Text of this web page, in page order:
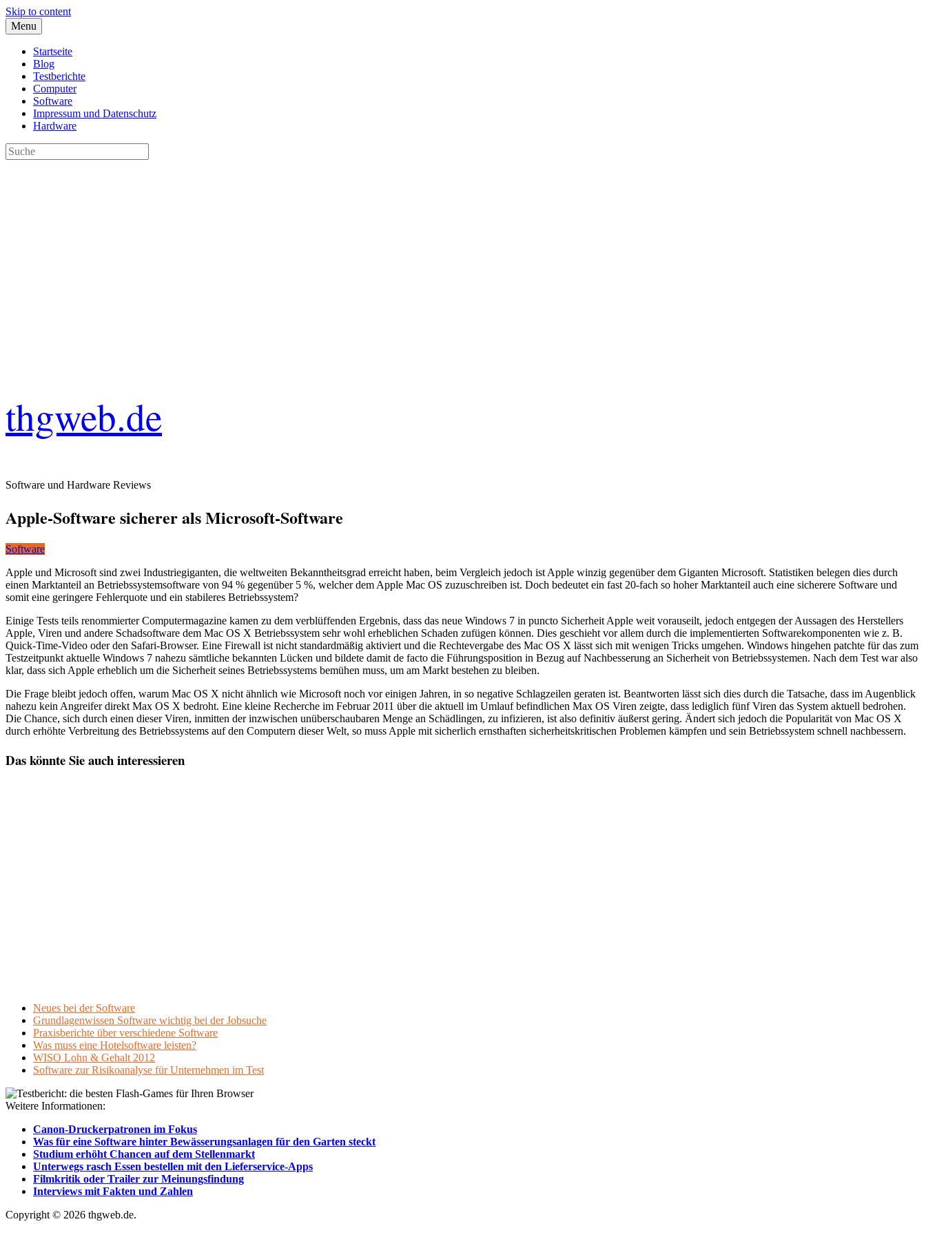
Skip to content
Menu
Startseite
Blog
Testberichte
Computer
Software
Impressum und Datenschutz
Hardware
thgweb.de
Software und Hardware Reviews
Apple-Software sicherer als Microsoft-Software
Software
Apple und Microsoft sind zwei Industriegiganten, die weltweiten Bekanntheitsgrad erreicht haben, beim Vergleich jedoch ist Apple winzig gegenüber dem Giganten Microsoft. Statistiken belegen dies durch
einen Marktanteil an Betriebssystemsoftware von 94 % gegenüber 5 %, welcher dem Apple Mac OS zuzuschreiben ist. Doch bedeutet ein fast 20-fach so hoher Marktanteil auch eine sicherere Software und
somit eine geringere Fehlerquote und ein stabileres Betriebssystem?
Einige Tests teils renommierter Computermagazine kamen zu dem verblüffenden Ergebnis, dass das neue Windows 7 in puncto Sicherheit Apple weit vorauseilt, jedoch entgegen der Aussagen des Herstellers
Apple, Viren und andere Schadsoftware dem Mac OS X Betriebssystem sehr wohl erheblichen Schaden zufügen können. Dies geschieht vor allem durch die implementierten Softwarekomponenten wie z. B.
Quick-Time-Video oder den Safari-Browser. Eine Firewall ist nicht standardmäßig aktiviert und die Rechtevergabe des Mac OS X lässt sich mit wenigen Tricks umgehen. Windows hingehen patchte für das zum
Testzeitpunkt aktuelle Windows 7 nahezu sämtliche bekannten Lücken und bildete damit de facto die Führungsposition in Bezug auf Nachbesserung an Sicherheit von Betriebssystemen. Nach dem Test war also
klar, dass sich Apple erheblich um die Sicherheit seines Betriebssystems bemühen muss, um am Markt bestehen zu bleiben.
Die Frage bleibt jedoch offen, warum Mac OS X nicht ähnlich wie Microsoft noch vor einigen Jahren, in so negative Schlagzeilen geraten ist. Beantworten lässt sich dies durch die Tatsache, dass im Augenblick
nahezu kein Angreifer direkt Max OS X bedroht. Eine kleine Recherche im Februar 2011 über die aktuell im Umlauf befindlichen Max OS Viren zeigte, dass lediglich fünf Viren das System aktuell bedrohen.
Die Chance, sich durch einen dieser Viren, inmitten der inzwischen unüberschaubaren Menge an Schädlingen, zu infizieren, ist also definitiv äußerst gering. Ändert sich jedoch die Popularität von Mac OS X
durch erhöhte Verbreitung des Betriebssystems auf den Computern dieser Welt, so muss Apple mit sicherlich ernsthaften sicherheitskritischen Problemen kämpfen und sein Betriebssystem schnell nachbessern.
Das könnte Sie auch interessieren
Neues bei der Software
Grundlagenwissen Software wichtig bei der Jobsuche
Praxisberichte über verschiedene Software
Was muss eine Hotelsoftware leisten?
WISO Lohn & Gehalt 2012
Software zur Risikoanalyse für Unternehmen im Test
Weitere Informationen:
Canon-Druckerpatronen im Fokus
Was für eine Software hinter Bewässerungsanlagen für den Garten steckt
Studium erhöht Chancen auf dem Stellenmarkt
Unterwegs rasch Essen bestellen mit den Lieferservice-Apps
Filmkritik oder Trailer zur Meinungsfindung
Interviews mit Fakten und Zahlen
Copyright © 2026 thgweb.de.